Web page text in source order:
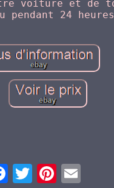
voiture et de
pendant 24